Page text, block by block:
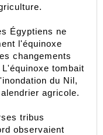
Égyptiens ne
l'équinoxe
changements
tombait
du Nil,
agricole.
tribus
observaient